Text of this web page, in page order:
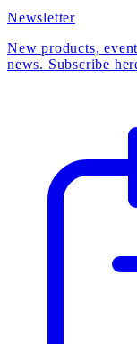
Newsletter
New products,
news. Subscribe